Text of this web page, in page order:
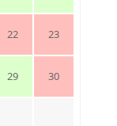
22 23
29 30